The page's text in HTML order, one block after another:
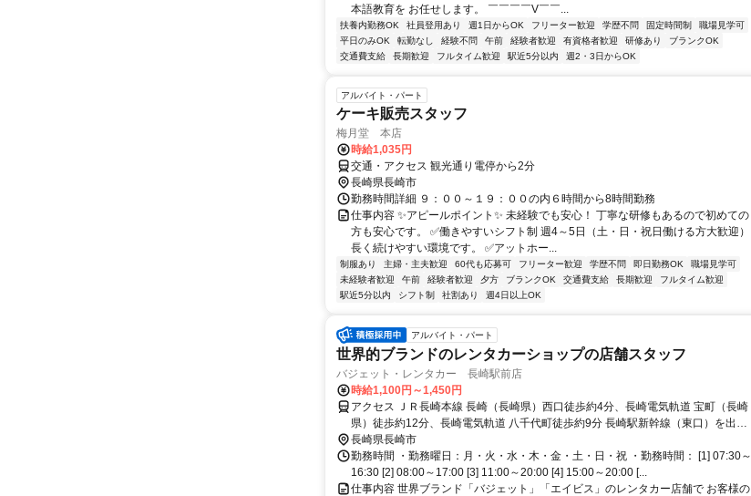
本語教育を お任せします。 ￣￣￣￣V￣￣...
扶養内勤務OK 社員登用あり 週1日からOK フリーター歓迎 学歴不問 固定時間制
職場見学可
平日のみOK
転勤なし 経験不問 午前 経験者歓迎 有資格者歓迎 研修あり
ブランクOK
交通費支給
長期歓迎 フルタイム歓迎 駅近5分以内 週2・3日からOK
アルバイト・パート
ケーキ販売スタッフ
梅月堂 本店
時給1,035円
交通・アクセス 観光通り電停から2分
長崎県長崎市
勤務時間詳細 ９：００～１９：００の内６時間から8時間勤務
仕事内容 ✨アピールポイント✨ 未経験でも安心！ 丁寧な研修もあるので初めての
方も安心です。 ✅働きやすいシフト制 週4～5日（土・日・祝日働ける方大歓迎）
長く続けやすい環境です。 ✅アットホー...
制服あり 主婦・主夫歓迎 60代も応募可 フリーター歓迎 学歴不問 即日勤務OK
職場見学可
未経験者歓迎
午前 経験者歓迎 夕方 ブランクOK 交通費支給 長期歓迎
フルタイム歓迎
駅近5分以内
シフト制 社割あり 週4日以上OK
アルバイト・パート
世界的ブランドのレンタカーショップの店舗スタッフ
バジェット・レンタカー 長崎駅前店
時給1,100円～1,450円
アクセス ＪＲ長崎本線 長崎（長崎県）西口徒歩約4分、長崎電気軌道 宝町（長崎
県）徒歩約12分、長崎電気軌道 八千代町徒歩約9分 長崎駅新幹線（東口）を出て
右に徒歩１分
長崎県長崎市
勤務時間 ・勤務曜日：月・火・水・木・金・土・日・祝 ・勤務時間： [1] 07:30～
16:30 [2] 08:00～17:00 [3] 11:00～20:00 [4] 15:00～20:00 [...
仕事内容 世界ブランド「バジェット」「エイビス」のレンタカー店舗で お客様の